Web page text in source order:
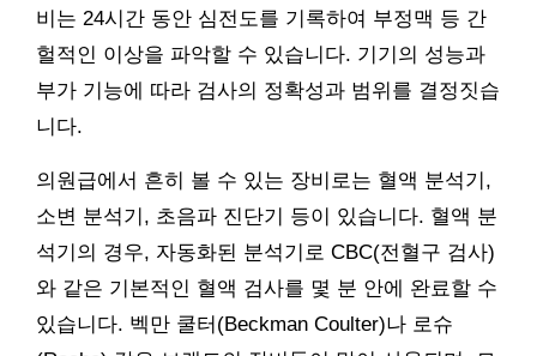
비는 24시간 동안 심전도를 기록하여 부정맥 등 간
헐적인 이상을 파악할 수 있습니다. 기기의 성능과
부가 기능에 따라 검사의 정확성과 범위를 결정짓습
니다.
의원급에서 흔히 볼 수 있는 장비로는 혈액 분석기,
소변 분석기, 초음파 진단기 등이 있습니다. 혈액 분
석기의 경우, 자동화된 분석기로 CBC(전혈구 검사)
와 같은 기본적인 혈액 검사를 몇 분 안에 완료할 수
있습니다. 벡만 쿨터(Beckman Coulter)나 로슈